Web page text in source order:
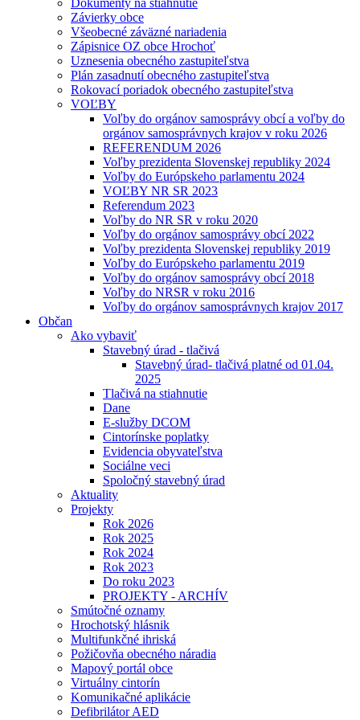
Dokumenty na stiahnutie
Závierky obce
Všeobecné záväzné nariadenia
Zápisnice OZ obce Hrochoť
Uznesenia obecného zastupiteľstva
Plán zasadnutí obecného zastupiteľstva
Rokovací poriadok obecného zastupiteľstva
VOĽBY
Voľby do orgánov samosprávy obcí a voľby do
orgánov samosprávnych krajov v roku 2026
REFERENDUM 2026
Voľby prezidenta Slovenskej republiky 2024
Voľby do Európskeho parlamentu 2024
VOĽBY NR SR 2023
Referendum 2023
Voľby do NR SR v roku 2020
Voľby do orgánov samosprávy obcí 2022
Voľby prezidenta Slovenskej republiky 2019
Voľby do Európskeho parlamentu 2019
Voľby do orgánov samosprávy obcí 2018
Voľby do NRSR v roku 2016
Voľby do orgánov samosprávnych krajov 2017
Občan
Ako vybaviť
Stavebný úrad - tlačivá
Stavebný úrad- tlačivá platné od 01.04.
2025
Tlačivá na stiahnutie
Dane
E-služby DCOM
Cintorínske poplatky
Evidencia obyvateľstva
Sociálne veci
Spoločný stavebný úrad
Aktuality
Projekty
Rok 2026
Rok 2025
Rok 2024
Rok 2023
Do roku 2023
PROJEKTY - ARCHÍV
Smútočné oznamy
Hrochotský hlásnik
Multifunkčné ihriská
Požičovňa obecného náradia
Mapový portál obce
Virtuálny cintorín
Komunikačné aplikácie
Defibrilátor AED